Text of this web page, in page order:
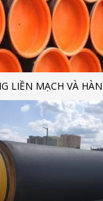
LIỀN MẠCH VÀ HÀN